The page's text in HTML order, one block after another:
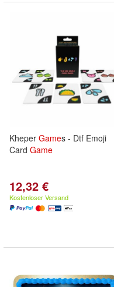
Kheper Games - Dtf Emoji
Card Game
12,32 €
Kostenloser Versand